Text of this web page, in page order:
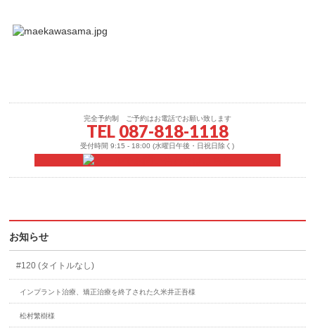
完全予約制 ご予約はお電話でお願い致します
TEL 087-818-1118
受付時間 9:15 - 18:00 (水曜日午後・日祝日除く)
お知らせ
#120 (タイトルなし)
インプラント治療、矯正治療を終了された久米井正吾様
松村繁樹様